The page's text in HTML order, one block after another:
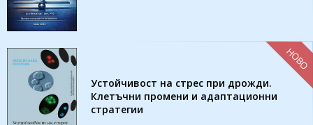
Устойчивост на стрес при дрожди.
Клетъчни промени и адаптационни
стратегии
НОВО